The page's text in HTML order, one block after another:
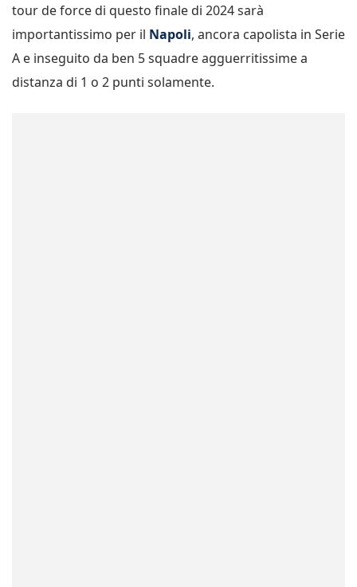
tour de force di questo finale di 2024 sarà
importantissimo per il Napoli, ancora capolista in Serie
A e inseguito da ben 5 squadre agguerritissime a
distanza di 1 o 2 punti solamente.